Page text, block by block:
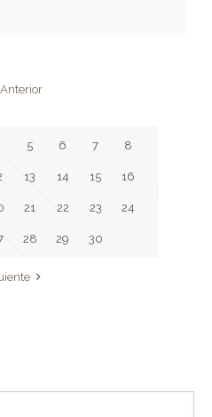
Anterior
5 6 7 8
13 14 15 16
21 22 23 24
28 29 30